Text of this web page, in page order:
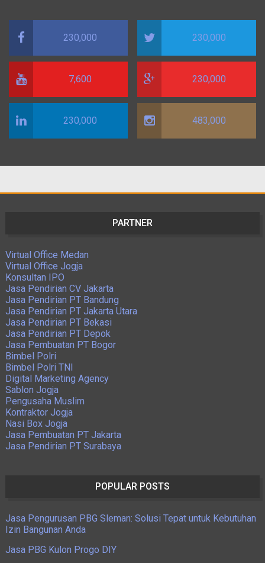
230,000 230,000
7,600 230,000
230,000 483,000
PARTNER
Virtual Office Medan
Virtual Office Jogja
Konsultan IPO
Jasa Pendirian CV Jakarta
Jasa Pendirian PT Bandung
Jasa Pendirian PT Jakarta Utara
Jasa Pendirian PT Bekasi
Jasa Pendirian PT Depok
Jasa Pembuatan PT Bogor
Bimbel Polri
Bimbel Polri TNI
Digital Marketing Agency
Sablon Jogja
Pengusaha Muslim
Kontraktor Jogja
Nasi Box Jogja
Jasa Pembuatan PT Jakarta
Jasa Pendirian PT Surabaya
POPULAR POSTS
Jasa Pengurusan PBG Sleman: Solusi Tepat untuk Kebutuhan
Izin Bangunan Anda
Jasa PBG Kulon Progo DIY